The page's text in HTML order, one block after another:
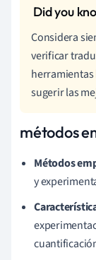
Considera
verificar
herramientas
sugerir las
métodos
Métodos
y